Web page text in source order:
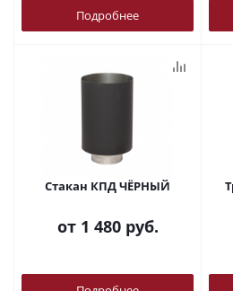
Подробнее
Стакан КПД ЧЁРНЫЙ
от 1 480 руб.